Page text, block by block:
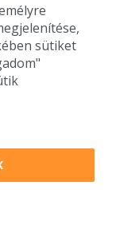
line Kft.
sütiket